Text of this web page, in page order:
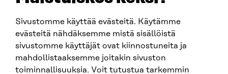
Sivustomme käyttää evästeitä. Käytämme
evästeitä nähdäksemme mistä sisällöistä
sivustomme käyttäjät ovat kiinnostuneita ja
mahdollistaaksemme joitakin sivuston
toiminnallisuuksia. Voit tutustua tarkemmin
SITRA SOSIAALISESSA MEDIASSA
LinkedIn
Instagram